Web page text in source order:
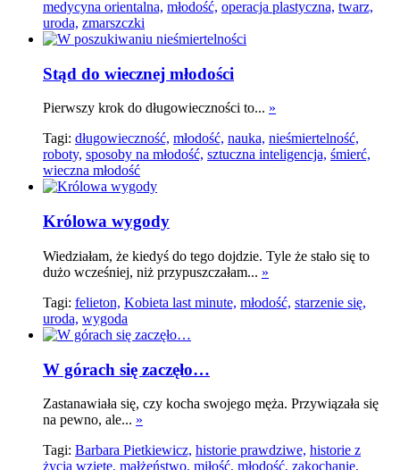
medycyna orientalna, młodość, operacja plastyczna, twarz,
uroda, zmarszczki
Stąd do wiecznej młodości
Pierwszy krok do długowieczności to... »
Tagi: długowieczność, młodość, nauka, nieśmiertelność,
roboty, sposoby na młodość, sztuczna inteligencja, śmierć,
wieczna młodość
Królowa wygody
Wiedziałam, że kiedyś do tego dojdzie. Tyle że stało się to
dużo wcześniej, niż przypuszczałam... »
Tagi: felieton, Kobieta last minute, młodość, starzenie się,
uroda, wygoda
W górach się zaczęło…
Zastanawiała się, czy kocha swojego męża. Przywiązała się
na pewno, ale... »
Tagi: Barbara Pietkiewicz, historie prawdziwe, historie z
życia wzięte, małżeństwo, miłość, młodość, zakochanie,